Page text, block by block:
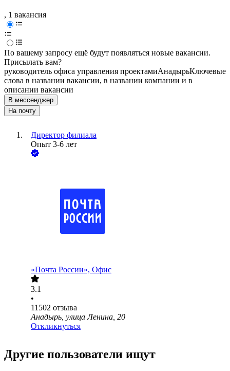
, 1 вакансия
По вашему запросу ещё будут появляться новые вакансии.
Присылать вам?
руководитель офиса управления проектамиАнадырьКлючевые
слова в названии вакансии, в названии компании и в
описании вакансии
В мессенджер
На почту
Директор филиала
Опыт 3-6 лет
«Почта России», Офис
3.1
•
11502 отзыва
Анадырь, улица Ленина, 20
Откликнуться
Другие пользователи ищут